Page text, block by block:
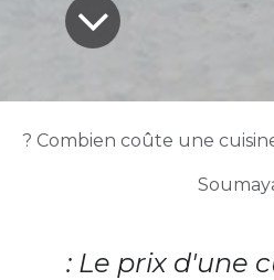
Combien coûte une cuisine
Le prix d'une